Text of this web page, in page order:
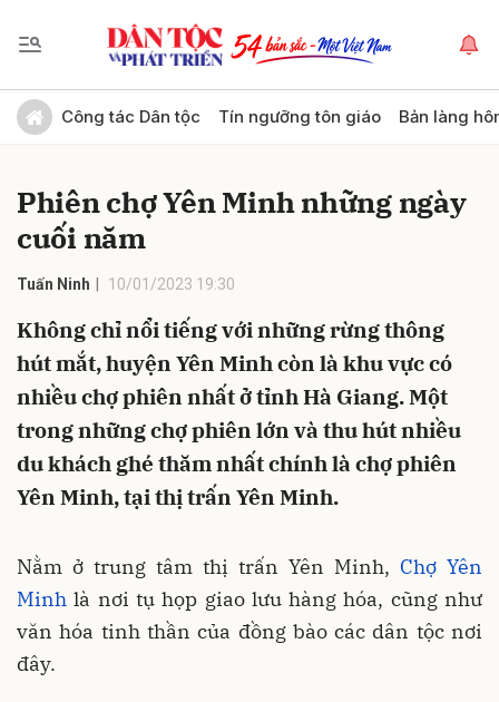
Công tác Dân tộc Tín ngưỡng tôn giáo Bản làng
Phiên chợ Yên Minh những ngày
cuối năm
Tuấn Ninh 10/01/2023 19:30
Không chỉ nổi tiếng với những rừng thông
hút mắt, huyện Yên Minh còn là khu vực có
nhiều chợ phiên nhất ở tỉnh Hà Giang. Một
trong những chợ phiên lớn và thu hút nhiều
du khách ghé thăm nhất chính là chợ phiên
Yên Minh, tại thị trấn Yên Minh.
Nằm ở trung tâm thị trấn Yên Minh, Chợ Yên
Minh là nơi tụ họp giao lưu hàng hóa, cũng như
văn hóa tinh thần của đồng bào các dân tộc nơi
đây.
Gửi bình luận
Hủy Gửi